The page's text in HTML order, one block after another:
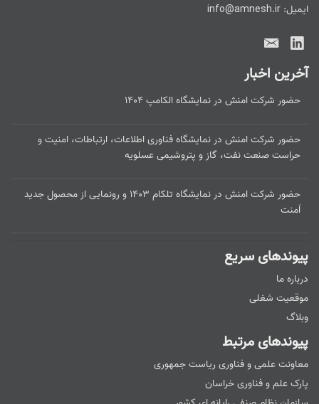
ایمیل: info@amnesh.ir
آخرین اخبار
حضور شرکت امنش در نمایشگاه الکامپ ۱۴۰۴
حضور شرکت امنش در نمایشگاه فناوری اطلاعات، ارتباطات، امنیت و
حراست صنعت نفت، گاز و پتروشیمی عسلویه
حضور شرکت امنش در نمایشگاه تلکام ۱۴۰۳ و رونمایی از محصول جدید
اَمنت
پیوندهای سریع
درباره ما
موقعیت شغلی
وبلاگ
پیوندهای مرتبط
معاونت علمی و فناوری ریاست جمهوری
پارک علم و فناوری خراسان